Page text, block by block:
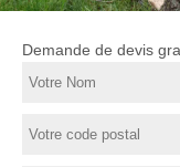
Demande de devis